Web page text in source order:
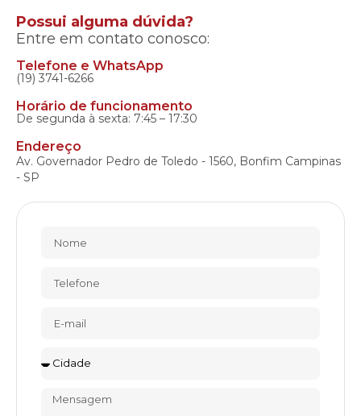
Possui alguma dúvida?
Entre em contato conosco:
Telefone e WhatsApp
(19) 3741-6266
Horário de funcionamento
De segunda à sexta: 7:45 – 17:30
Endereço
Av. Governador Pedro de Toledo - 1560, Bonfim Campinas
- SP